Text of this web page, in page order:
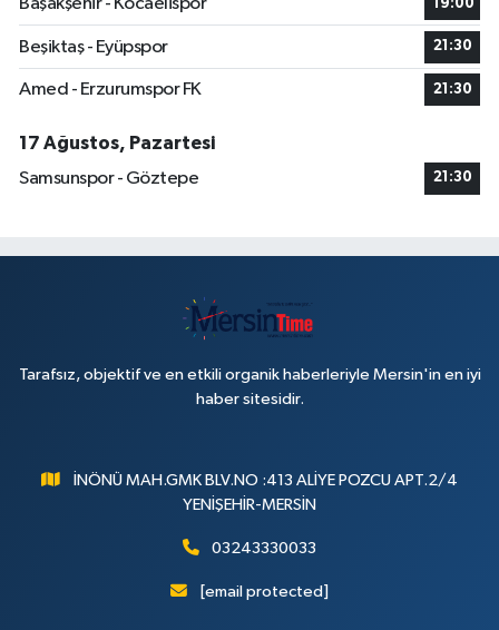
Başakşehir - Kocaelispor
19:00
Beşiktaş - Eyüpspor 21:30
Amed - Erzurumspor FK 21:30
17 Ağustos, Pazartesi
Samsunspor - Göztepe
21:30
Tarafsız, objektif ve en etkili organik haberleriyle Mersin'in en iyi
haber sitesidir.
İNÖNÜ MAH.GMK BLV.NO :413 ALİYE POZCU APT.2/4
YENİŞEHİR-MERSİN
03243330033
[email protected]